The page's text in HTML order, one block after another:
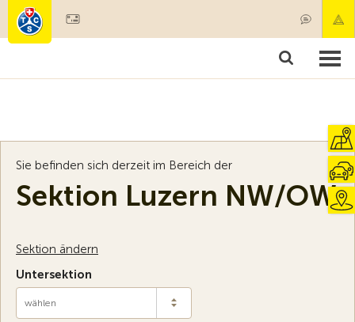
Mitgliedschaft & Leistungen
Sie befinden sich derzeit im Bereich der
Sektion Luzern NW/OW
Sektion ändern
Untersektion
wählen